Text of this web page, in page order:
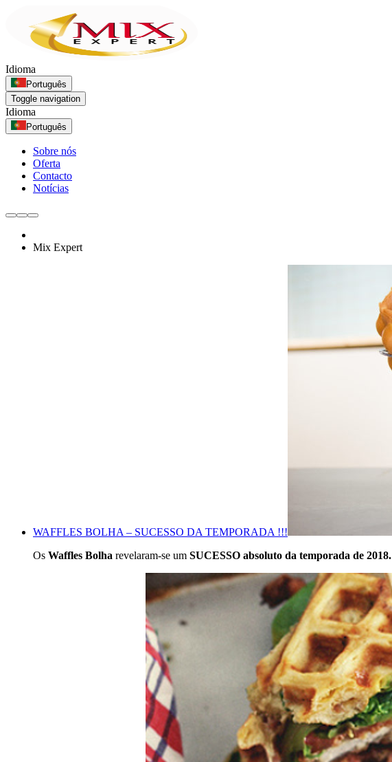
Idioma
Português
Toggle navigation
Idioma
Português
Sobre nós
Oferta
Contacto
Notícias
Mix Expert
WAFFLES BOLHA – SUCESSO DA TEMPORADA !!!
Os Waffles Bolha revelaram-se um SUCESSO absoluto da temporada de 2018.